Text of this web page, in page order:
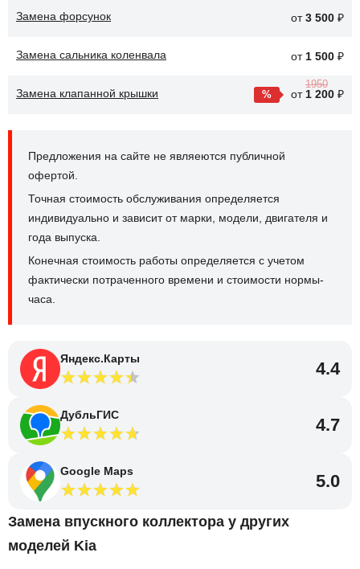
Замена форсунок от3 500 ₽
Замена сальника коленвала от 1 500 ₽
Замена клапанной крышки от
1950
1 200 ₽
Предложения на сайте не являеются публичной
офертой.
Точная стоимость обслуживания определяется
индивидуально и зависит от марки, модели, двигателя и
года выпуска.
Конечная стоимость работы определяется с учетом
фактически потраченного времени и стоимости нормы-
часа.
Яндекс.Карты 4.4
ДубльГИС 4.7
Google Maps 5.0
Замена впускного коллектора у других
моделей Kia